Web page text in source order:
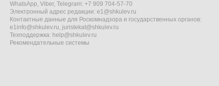
WhatsApp, Viber, Telegram: +7 909 704-57-70
Электронный адрес редакции: e1@shkulev.ru
Контактные данные для Роскомнадзора и государственных органов:
e1info@shkulev.ru, juristekat@shkulev.ru
Техподдержка: help@shkulev.ru
Рекомендательные системы